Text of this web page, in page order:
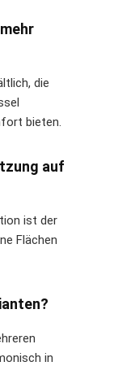
die
bieten.
auf
ist der
Flächen
in